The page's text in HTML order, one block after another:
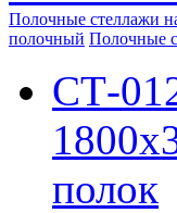
Полочные стеллажи
полочный Полочные
СТ-
полок